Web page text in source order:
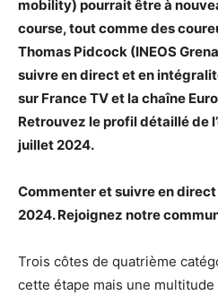
mobility) pourrait être à
course, tout comme des
Thomas Pidcock (INEOS
suivre en direct et en
sur France TV et la chaîne
Retrouvez le profil détaillé de
juillet 2024.
Commenter et suivre en
2024. Rejoignez notre
Trois côtes de quatrième
cette étape mais une